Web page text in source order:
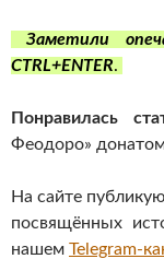
Заметили
CTRL+ENTER.
Понравилась
Феодоро»
На сайте
посвящённых
нашем Telegram-